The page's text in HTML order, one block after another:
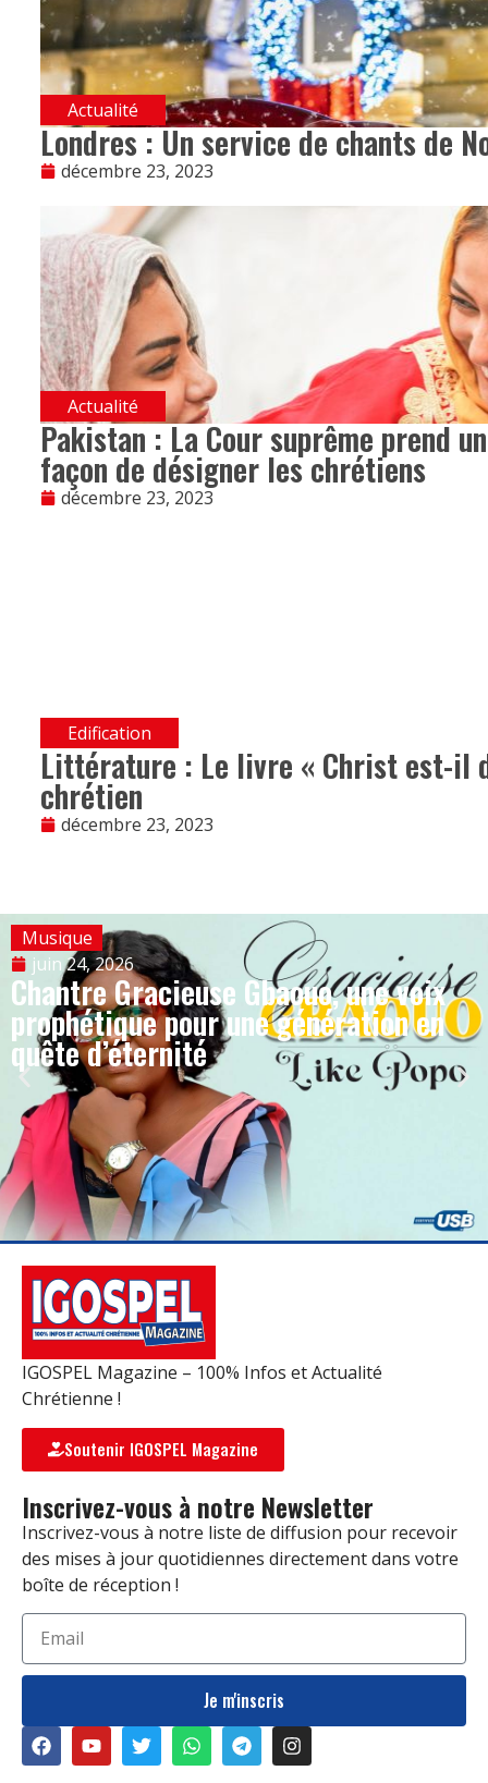
Actualité
Londres : Un service de chants de
décembre 23, 2023
Actualité
Pakistan : La Cour suprême prend
façon de désigner les chrétiens
décembre 23, 2023
Edification
Littérature : Le livre « Christ est-il
chrétien
décembre 23, 2023
Musique
juin 24, 2026
Chantre Gracieuse Gbaouo, une voix
prophétique pour une génération en
quête d’éternité
IGOSPEL Magazine – 100% Infos et Actualité
Chrétienne !
Soutenir IGOSPEL Magazine
Inscrivez-vous à notre Newsletter
Inscrivez-vous à notre liste de diffusion pour recevoir
des mises à jour quotidiennes directement dans votre
boîte de réception !
Je m'inscris